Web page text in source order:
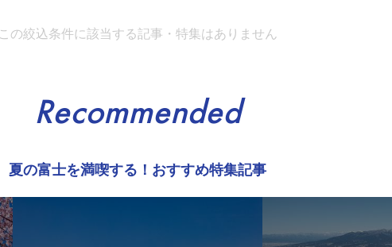
この絞込条件に該当する記事・特集はありません
Recommended
夏の富士を満喫する！おすすめ特集記事